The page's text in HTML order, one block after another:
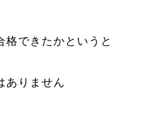
格できたかというと
ありません